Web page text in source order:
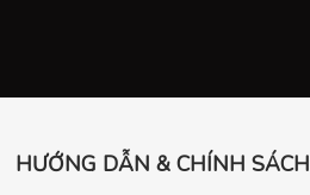
HƯỚNG DẪN & CHÍNH SÁCH